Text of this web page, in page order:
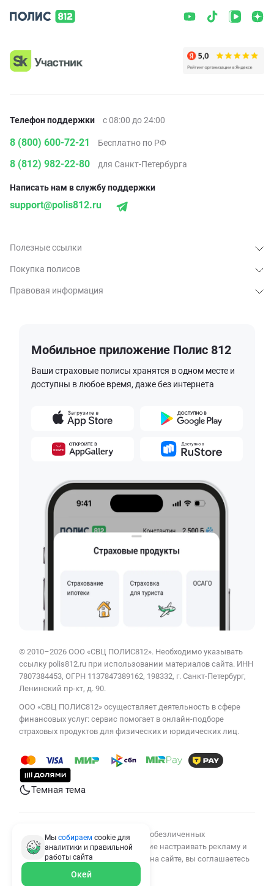
Полезные ссылки
Покупка полисов
Правовая информация
Телефон поддержки с 08:00 до 24:00
8 (800) 600-72-21 Бесплатно по РФ
8 (812) 982-22-80 для Санкт-Петербурга
Написать нам в службу поддержки
support@polis812.ru
Мобильное приложение Полис 812
Ваши страховые полисы хранятся в одном месте и
доступны в любое время, даже без интернета
© 2010–2026 ООО «СВЦ ПОЛИС812». Необходимо указывать
ссылку polis812.ru при использовании материалов сайта. ИНН
7807384453, ОГРН 1137847389162, 198332, г. Санкт-Петербург,
Ленинский пр-кт, д. 90.
ООО «СВЦ ПОЛИС812» осуществляет деятельность в сфере
финансовых услуг: сервис помогает в онлайн-подборе
страховых продуктов для физических и юридических лиц.
Темная тема
Мы используем cookies для сбора обезличенных
персональных данных, помогающие настраивать рекламу и
анализировать трафик. Оставаясь на сайте, вы соглашаетесь
на сбор таких данных.
Мы собираем cookie для
аналитики и правильной
работы сайта
Окей